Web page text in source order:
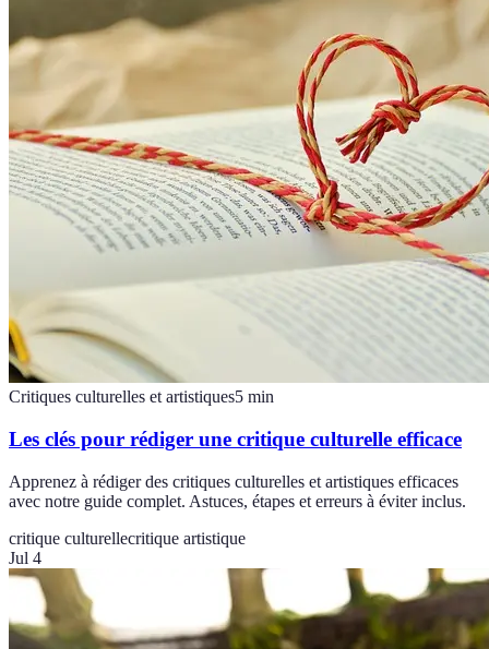
Critiques culturelles et artistiques5 min
Les clés pour rédiger une critique culturelle efficace
Apprenez à rédiger des critiques culturelles et artistiques efficaces
avec notre guide complet. Astuces, étapes et erreurs à éviter inclus.
critique culturellecritique artistique
Jul 4